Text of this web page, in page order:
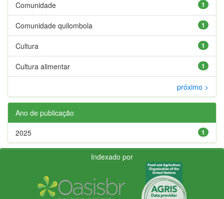
1
Comunidade
1
Comunidade quilombola
1
Cultura
1
Cultura alimentar
próximo >
Ano de publicação
1
2025
Indexado por